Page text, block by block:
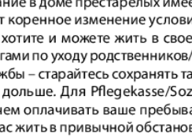
Вестник-info
Vizainfo.cz